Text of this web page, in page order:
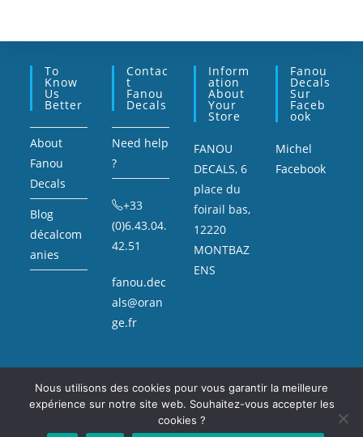
To
Know
Us
Better
About
Fanou
Decals
Blog
décalcom
anies
Contac
T
Fanou
Decals
Need help
?
+33
(0)6.43.04.
42.51
fanou.dec
als@oran
ge.fr
Inform
Ation
About
Your
Store
FANOU
DECALS, 6
place du
foirail bas,
12220
MONTBAZ
ENS
Fanou
Decals
Sur
Faceb
Ook
Michel
Facebook
Mentions légales
Nous utilisons des cookies pour vous garantir la meilleure
expérience sur notre site web. Souhaitez-vous accepter les
cookies ?